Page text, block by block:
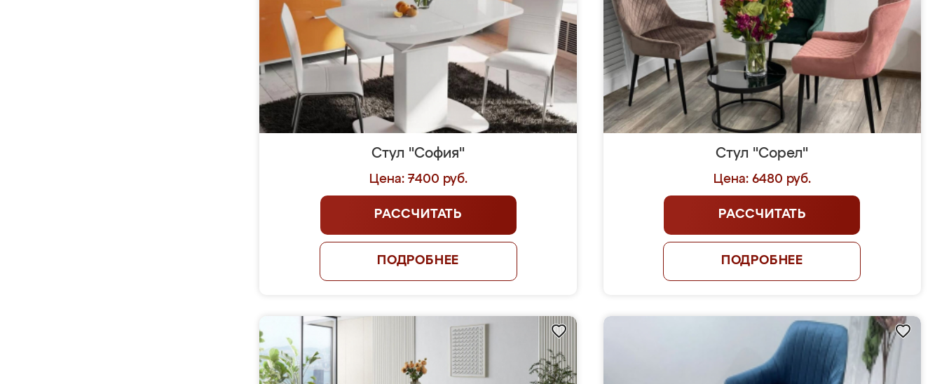
Стул "София"
Цена: 7400 руб.
РАССЧИТАТЬ
ПОДРОБНЕЕ
Стул "Сорел"
Цена: 6480 руб.
РАССЧИТАТЬ
ПОДРОБНЕЕ